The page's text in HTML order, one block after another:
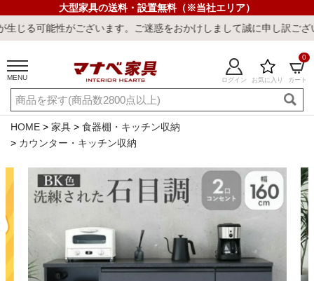
大型家具の送料・設置無料（※当社エリア）
。ご迷惑をおかけしまして誠に申し訳ございません。
MENU ログイン お気に入り カート
0
ご利用ガイド 新規会員登録
店舗一覧 閲覧履歴
よくある質問
キーワード・商品番号で探す
HOME 家具
食器棚・キッチン収納
カウンター・キッチン収納